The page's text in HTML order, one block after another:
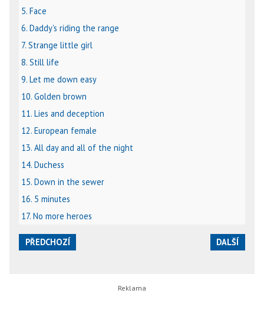
5. Face
6. Daddy's riding the range
7. Strange little girl
8. Still life
9. Let me down easy
10. Golden brown
11. Lies and deception
12. European female
13. All day and all of the night
14. Duchess
15. Down in the sewer
16. 5 minutes
17. No more heroes
PŘEDCHOZÍ DALŠÍ